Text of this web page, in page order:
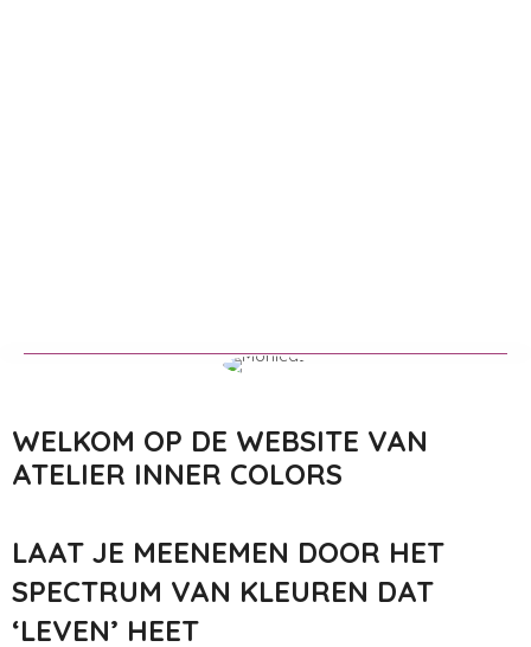
WELKOM OP DE WEBSITE VAN
ATELIER INNER COLORS
LAAT JE MEENEMEN DOOR HET
SPECTRUM VAN KLEUREN DAT
‘LEVEN’ HEET